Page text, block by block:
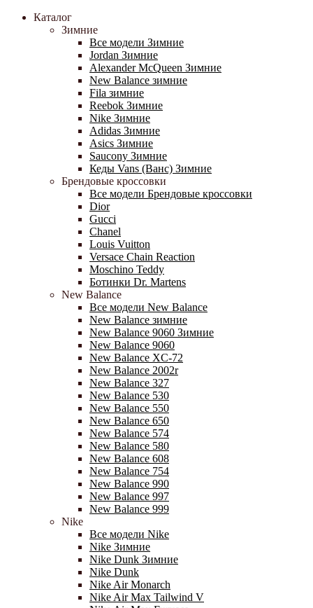
Каталог
Зимние
Все модели Зимние
Jordan Зимние
Alexander McQueen Зимние
New Balance зимние
Fila зимние
Reebok Зимние
Nike Зимние
Adidas Зимние
Asics Зимние
Saucony Зимние
Кеды Vans (Ванс) Зимние
Брендовые кроссовки
Все модели Брендовые кроссовки
Dior
Gucci
Chanel
Louis Vuitton
Versace Chain Reaction
Moschino Teddy
Ботинки Dr. Martens
New Balance
Все модели New Balance
New Balance зимние
New Balance 9060 Зимние
New Balance 9060
New Balance XC-72
New Balance 2002r
New Balance 327
New Balance 530
New Balance 550
New Balance 650
New Balance 574
New Balance 580
New Balance 608
New Balance 754
New Balance 990
New Balance 997
New Balance 999
Nike
Все модели Nike
Nike Зимние
Nike Dunk Зимние
Nike Dunk
Nike Air Monarch
Nike Air Max Tailwind V